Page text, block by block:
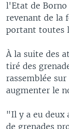
l'Etat de Borno
revenant de la
portant toutes
À la suite des
tiré des
rassemblée
augmenter le
"Il y a eu deux
de grenades